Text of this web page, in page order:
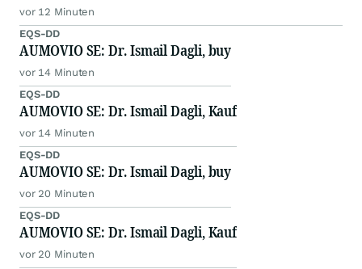
vor 12 Minuten
EQS-DD
AUMOVIO SE: Dr. Ismail Dagli, buy
vor 14 Minuten
EQS-DD
AUMOVIO SE: Dr. Ismail Dagli, Kauf
vor 14 Minuten
EQS-DD
AUMOVIO SE: Dr. Ismail Dagli, buy
vor 20 Minuten
EQS-DD
AUMOVIO SE: Dr. Ismail Dagli, Kauf
vor 20 Minuten